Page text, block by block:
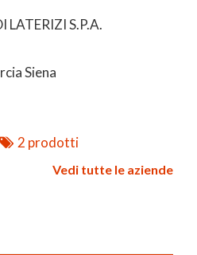
LATERIZI S.P.A.
Siena
2 prodotti
Vedi tutte le aziende